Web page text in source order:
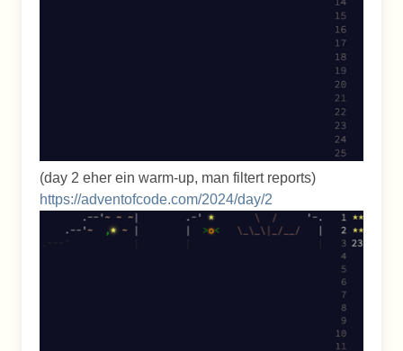
(day 2 eher ein warm-up, man filtert reports)
https://adventofcode.com/2024/day/2